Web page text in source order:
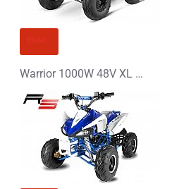
Warrior 1000W 48V XL Elektryczny Quad